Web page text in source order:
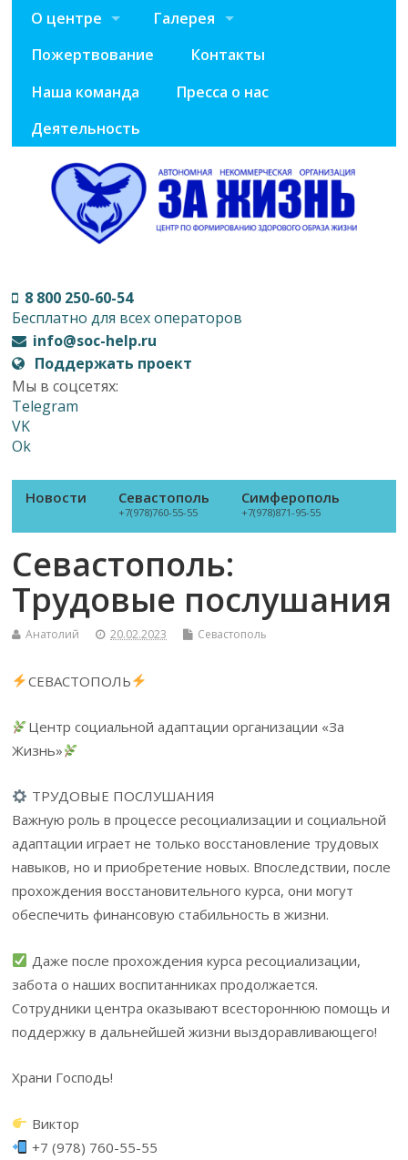
О центре
Галерея
Пожертвование
Контакты
Наша команда
Пресса о нас
Деятельность
8 800 250-60-54
Бесплатно для всех операторов
info@soc-help.ru
Поддержать проект
Мы в соцсетях:
Telegram
VK
Ok
Новости Севастополь
+7(978)760-55-55
Симферополь
+7(978)871-95-55
Севастополь:
Трудовые послушания
Анатолий 20.02.2023 Севастополь
СЕВАСТОПОЛЬ
Центр социальной адаптации организации «За
Жизнь»
ТРУДОВЫЕ ПОСЛУШАНИЯ
Важную роль в процессе ресоциализации и социальной
адаптации играет не только восстановление трудовых
навыков, но и приобретение новых. Впоследствии, после
прохождения восстановительного курса, они могут
обеспечить финансовую стабильность в жизни.
Даже после прохождения курса ресоциализации,
забота о наших воспитанниках продолжается.
Сотрудники центра оказывают всестороннюю помощь и
поддержку в дальнейшей жизни выздоравливающего!
Храни Господь!
Виктор
+7 (978) 760-55-55